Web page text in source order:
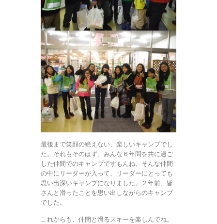
最後まで笑顔の絶えない、楽しいキャンプでし
た。それもそのはず、みんな６年間を共に過ご
した仲間でのキャンプですもんね。そんな仲間
の中にリーダーが入って、リーダーにとっても
思い出深いキャンプになりました。２年前、皆
さんと滑ったことを思い出しながらのキャンプ
でした。
これからも、仲間と滑るスキーを楽しんでね。